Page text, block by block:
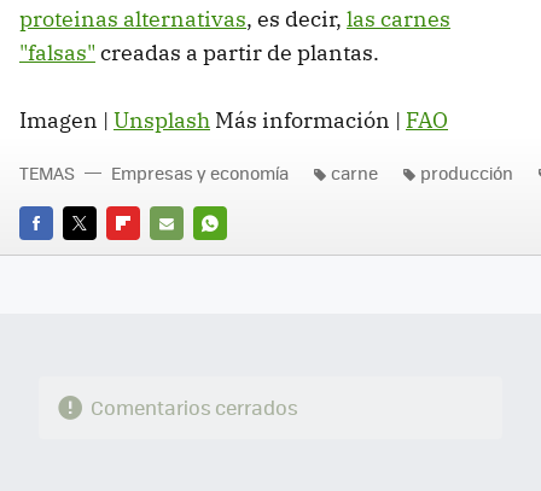
proteinas alternativas, es decir, las carnes
"falsas" creadas a partir de plantas.
Imagen | Unsplash Más información | FAO
FACEBOOK
TWITTERFLIPBOARD
E-
WHATSAPP
TEMAS Empresas y economía carne producción
Comentarios cerrados